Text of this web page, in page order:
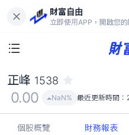
財富自由
立即使用APP，開啟您的
0.00
正峰 1538
0.00 NaN% 最近更新時間：
個股概覽 財務報表